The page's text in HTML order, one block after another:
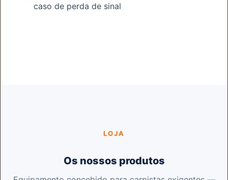
caso de perda de sinal
LOJA
Os nossos produtos